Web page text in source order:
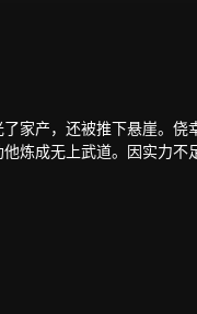
家产，还被推下悬崖。
炼成无上武道。因实力
调行事，苦修武道，精修
杀，甚至发动全家势力